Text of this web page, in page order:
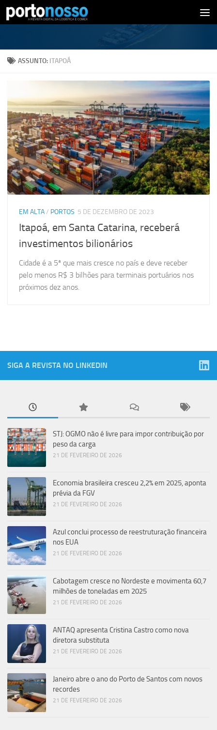
Skip to content
ASSUNTO: ITAPOÁ
EM ALTA/ PORTOS 5 DE DEZEMBRO DE 2023
Itapoá, em Santa Catarina, receberá
investimentos bilionários
Cidade é a 5ª que mais cresce no país e deve receber
pelo menos R$ 3 bilhões para terminais portuários nos
próximos dez anos.
SIGA A REVISTA NO LINKEDIN
STJ: OGMO não é livre para impor contribuição por
peso da carga
21 DE FEVEREIRO DE 2026
Economia brasileira cresceu 2,2% em 2025, aponta
prévia da FGV
21 DE FEVEREIRO DE 2026
Azul conclui processo de reestruturação financeira
nos EUA
21 DE FEVEREIRO DE 2026
Cabotagem cresce no Nordeste e movimenta 60,7
milhões de toneladas em 2025
21 DE FEVEREIRO DE 2026
ANTAQ apresenta Cristina Castro como nova
diretora substituta
21 DE FEVEREIRO DE 2026
Janeiro abre o ano do Porto de Santos com novos
recordes
21 DE FEVEREIRO DE 2026